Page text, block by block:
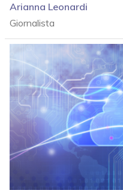
Arianna Leonardi
Giornalista